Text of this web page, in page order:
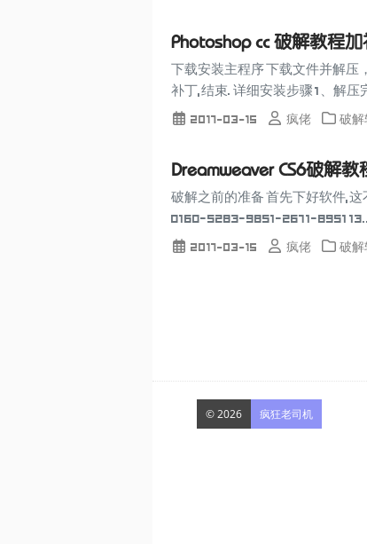
Photoshop cc 破解教程加
下载安装主程序 下载文件并解
补丁,结束. 详细安装步骤 1、解
2017-03-15 疯佬 破
Dreamweaver CS6破解
破解之前的准备 首先下好软件,
0160-5283-9851-2671-8951
2017-03-15 疯佬 破
© 2026 疯狂老司机